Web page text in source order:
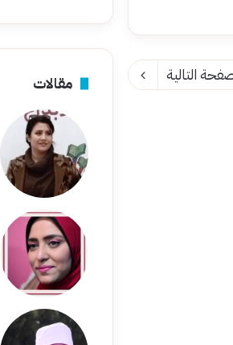
التالية
مقالات